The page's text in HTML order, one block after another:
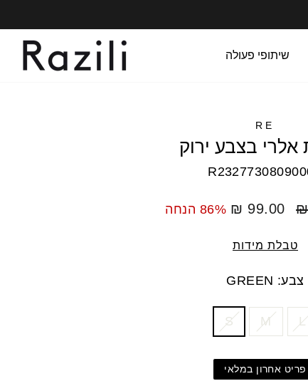
שיתופי פעולה
RE
בצבע ירוק
מחיר
99.00 ₪ 86% הנחה
טבלת מידות
צבע: GREEN
S M L
פריט אחרון במלאי